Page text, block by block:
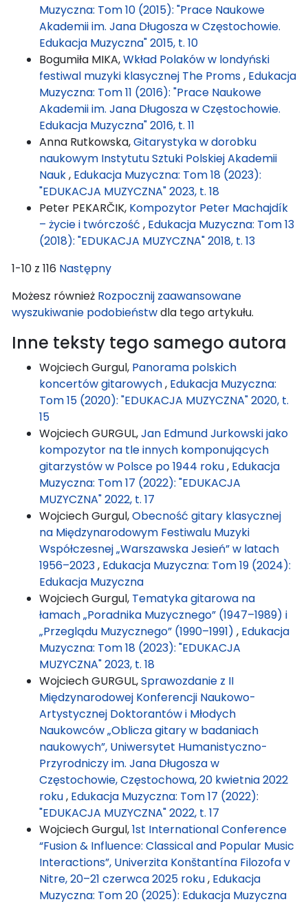
Muzyczna: Tom 10 (2015): "Prace Naukowe
Akademii im. Jana Długosza w Częstochowie.
Edukacja Muzyczna" 2015, t. 10
Bogumiła MIKA,Wkład Polaków w londyński
festiwal muzyki klasycznej The Proms, Edukacja
Muzyczna: Tom 11 (2016): "Prace Naukowe
Akademii im. Jana Długosza w Częstochowie.
Edukacja Muzyczna" 2016, t. 11
Anna Rutkowska,Gitarystyka w dorobku
naukowym Instytutu Sztuki Polskiej Akademii
Nauk, Edukacja Muzyczna: Tom 18 (2023):
"EDUKACJA MUZYCZNA" 2023, t. 18
Peter PEKARČIK, Kompozytor Peter Machajdík
– życie i twórczość , Edukacja Muzyczna: Tom 13
(2018): "EDUKACJA MUZYCZNA" 2018, t. 13
1-10 z 116 Następny
Możesz również Rozpocznij zaawansowane
wyszukiwanie podobieństwdla tego artykułu.
Inne teksty tego samego autora
Wojciech Gurgul, Panorama polskich
koncertów gitarowych, Edukacja Muzyczna:
Tom 15 (2020): "EDUKACJA MUZYCZNA" 2020, t.
15
Wojciech GURGUL,Jan Edmund Jurkowski jako
kompozytor na tle innych komponujących
gitarzystów w Polsce po 1944 roku, Edukacja
Muzyczna: Tom 17 (2022): "EDUKACJA
MUZYCZNA" 2022, t. 17
Wojciech Gurgul,Obecność gitary klasycznej
na Międzynarodowym Festiwalu Muzyki
Współczesnej „Warszawska Jesień” w latach
1956–2023, Edukacja Muzyczna: Tom 19 (2024):
Edukacja Muzyczna
Wojciech Gurgul, Tematyka gitarowa na
łamach „Poradnika Muzycznego” (1947–1989) i
„Przeglądu Muzycznego” (1990–1991) , Edukacja
Muzyczna: Tom 18 (2023): "EDUKACJA
MUZYCZNA" 2023, t. 18
Wojciech GURGUL,Sprawozdanie z II
Międzynarodowej Konferencji Naukowo-
Artystycznej Doktorantów i Młodych
Naukowców „Oblicza gitary w badaniach
naukowych”, Uniwersytet Humanistyczno-
Przyrodniczy im. Jana Długosza w
Częstochowie, Częstochowa, 20 kwietnia 2022
roku, Edukacja Muzyczna: Tom 17 (2022):
"EDUKACJA MUZYCZNA" 2022, t. 17
Wojciech Gurgul,1st International Conference
“Fusion & Influence: Classical and Popular Music
Interactions”, Univerzita Konštantína Filozofa v
Nitre, 20–21 czerwca 2025 roku, Edukacja
Muzyczna: Tom 20 (2025): Edukacja Muzyczna